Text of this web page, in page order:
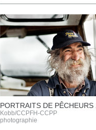
PORTRAITS DE PÊCHEURS
Kobb/CCPFH-CCPP
photographie